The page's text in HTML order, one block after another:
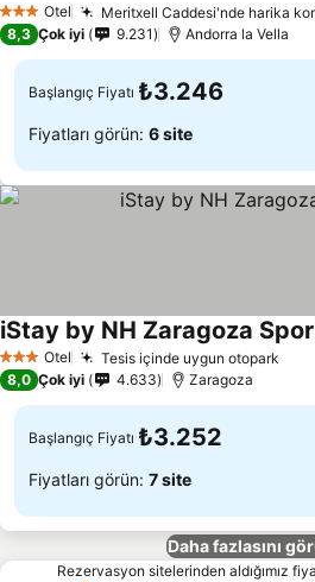
3 YıldızOtel Meritxell Caddesi'nde harika
8,3 Çok iyi 9.231 Andorra la Vella
Başlangıç Fiyatı ₺3.246
Fiyatları görün: 6 site
3 YıldızOtel Tesis içinde uygun otopark
iStay by NH Zaragoza
8,0 Çok iyi 4.633 Zaragoza
Başlangıç Fiyatı ₺3.252
Fiyatları görün: 7 site
Daha fazlasını
Rezervasyon sitelerinden aldığımız